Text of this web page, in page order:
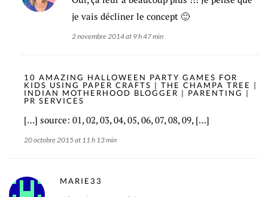
je vais décliner le concept 🙂
2 novembre 2014 at 9 h 47 min
10 AMAZING HALLOWEEN PARTY GAMES FOR
KIDS USING PAPER CRAFTS | THE CHAMPA TREE |
INDIAN MOTHERHOOD BLOGGER | PARENTING |
PR SERVICES
[…] source: 01, 02, 03, 04, 05, 06, 07, 08, 09, […]
20 octobre 2015 at 11 h 13 min
MARIE33